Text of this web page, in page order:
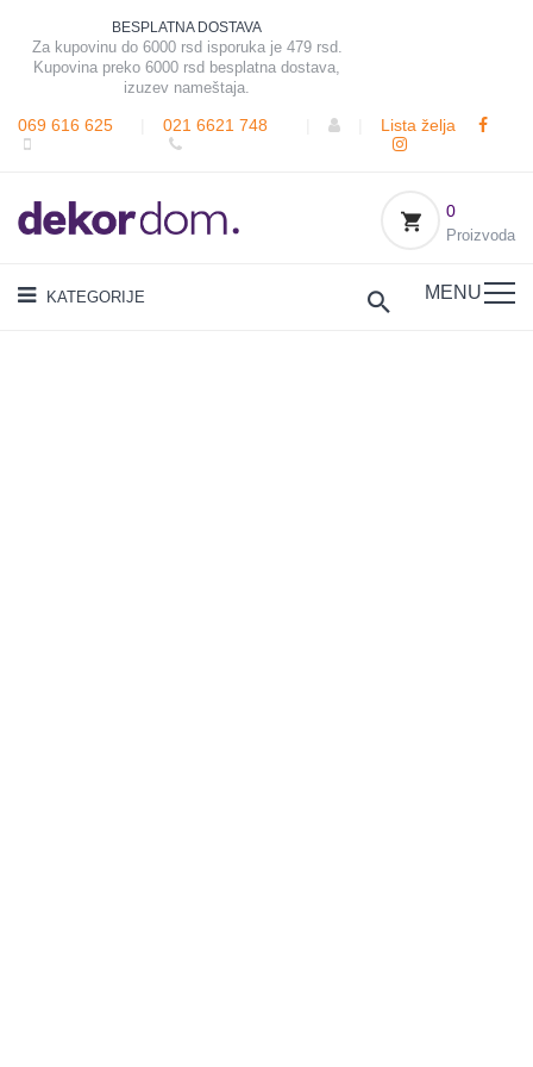
BESPLATNA DOSTAVA
Za kupovinu do 6000 rsd isporuka je 479 rsd.
Kupovina preko 6000 rsd besplatna dostava,
izuzev nameštaja.
069 616 625 021 6621 748 Lista želja
0
Proizvoda
KATEGORIJE MENU